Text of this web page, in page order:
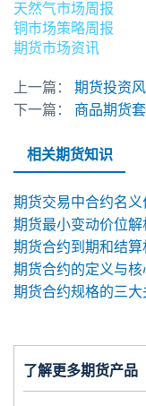
了解更多期货产品
天然气市场周报
铜市场策略周报
期货市场资讯
上一篇：
期货投资
下一篇：
商品期货
相关期货知识
期货交易中合约名
期货最小变动价位解
期货合约到期和结算
期货合约的定义与
期货合约规格的三